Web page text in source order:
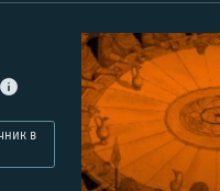
в